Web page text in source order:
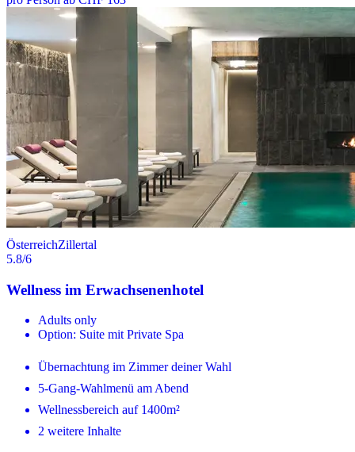
ÖsterreichZillertal
5.8/6
Wellness im Erwachsenenhotel
Adults only
Option: Suite mit Private Spa
Übernachtung im Zimmer deiner Wahl
5-Gang-Wahlmenü am Abend
Wellnessbereich auf 1400m²
2 weitere Inhalte